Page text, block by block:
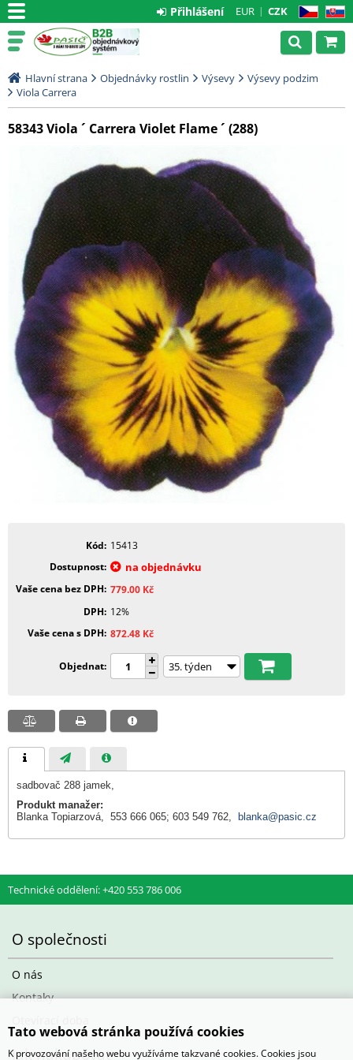
CZ SK
EUR CZK
Přihlášení
Hlavní strana Objednávky rostlin Výsevy
Výsevy podzim
Viola Carrera
58343 Viola ´ Carrera Violet Flame ´ (288)
Kód 15413
Dostupnost
na objednávku
Vaše cena bez DPH 779.00 Kč
DPH 12%
Vaše cena s DPH 872.48 Kč
Objednat
sadbovač 288 jamek,
Produkt manažer:
Blanka Topiarzová, 553 666 065; 603 549 762, blanka@pasic.cz
Technické oddělení: +420 553 786 006
O společnosti
O nás
Kontaky
Jak nakupovat
Tato webová stránka používá cookies
K provozování našeho webu využíváme takzvané cookies. Cookies jsou